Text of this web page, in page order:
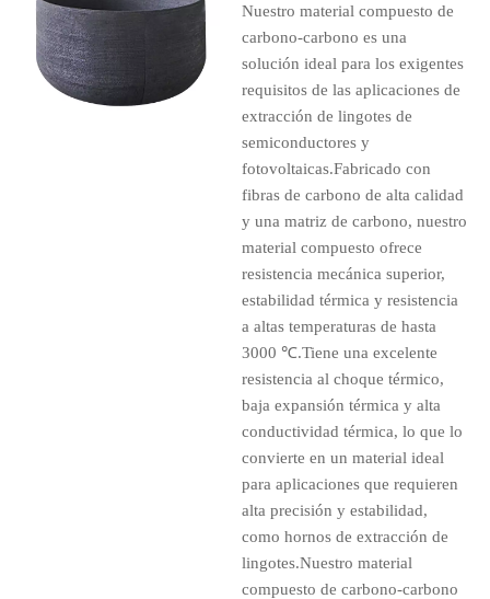
Nuestro material compuesto de
carbono-carbono es una
solución ideal para los exigentes
requisitos de las aplicaciones de
extracción de lingotes de
semiconductores y
fotovoltaicas.Fabricado con
fibras de carbono de alta calidad
y una matriz de carbono, nuestro
material compuesto ofrece
resistencia mecánica superior,
estabilidad térmica y resistencia
a altas temperaturas de hasta
3000 ℃.Tiene una excelente
resistencia al choque térmico,
baja expansión térmica y alta
conductividad térmica, lo que lo
convierte en un material ideal
para aplicaciones que requieren
alta precisión y estabilidad,
como hornos de extracción de
lingotes.Nuestro material
compuesto de carbono-carbono